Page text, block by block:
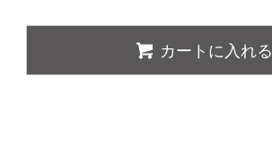
カートに入れる